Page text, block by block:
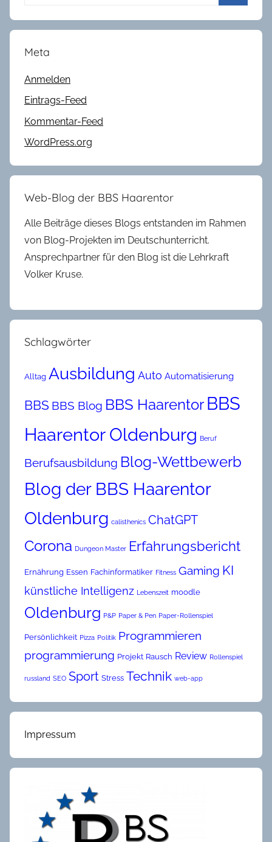
Meta
Anmelden
Eintrags-Feed
Kommentar-Feed
WordPress.org
Web-Blog der BBS Haarentor
Alle Beiträge dieses Blogs entstanden im Rahmen
von Blog-Projekten im Deutschunterricht.
Ansprechpartner für den Blog ist die Lehrkraft
Volker Kruse.
Schlagwörter
Alltag Ausbildung Auto Automatisierung
BBS BBS Blog BBS Haarentor BBS
Haarentor Oldenburg Beruf
Berufsausbildung Blog-Wettbewerb
Blog der BBS Haarentor
Oldenburg calisthenics ChatGPT
Corona Dungeon Master Erfahrungsbericht
Ernährung Essen Fachinformatiker Fitness Gaming KI
künstliche Intelligenz Lebenszeit moodle
Oldenburg P&P Paper & Pen Paper-Rollenspiel
Persönlichkeit Pizza Politik Programmieren
programmierung Projekt Rausch Review Rollenspiel
russland SEO Sport Stress Technik web-app
Impressum